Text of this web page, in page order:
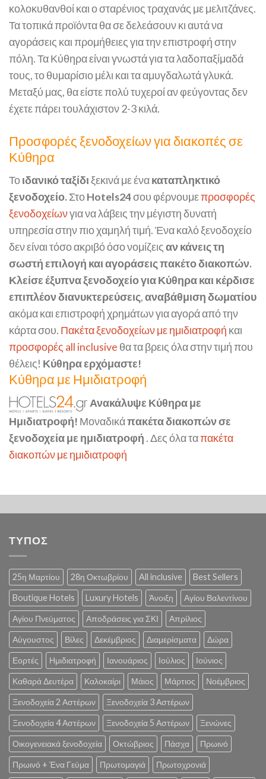
κολοκυθανθοί και ο σταρένιος τραχανάς με μελιτζάνες.
Τα τοπικά προϊόντα θα σε δελεάσουν κι αυτά να
αγοράσεις και προμήθειες για την επιστροφή στην
πόλη. Τα Κύθηρα είναι γνωστά για τα λαδοπαξίμαδά
τους, το θυμαρίσιο μέλι και τα αμυγδαλωτά γλυκά.
Μεταξύ μας, θα είστε πολύ τυχεροί αν φεύγοντας δεν
έχετε πάρει τουλάχιστον 2-3 κιλά.
Προσφορές ξενοδοχείων για διακοπές σε
Κύθηρα
Τοιδανικό ταξίδιξεκινά με ένακαταπληκτικό
ξενοδοχείο.ΣτοHotels24σου φέρνουμεπροσφορές
ξενοδοχείωνγια να λάβεις την μέγιστη δυνατή
υπηρεσία στην πιο χαμηλή τιμή. Ένα καλό ξενοδοχείο
δεν είναι τόσο ακριβό όσο νομίζειςαν κάνεις τη
σωστή επιλογή και αγοράσεις πακέτο διακοπών.
Κλείσε έξυπνα ξενοδοχείο για Κύθηρα και κέρδισε
επιπλέον διανυκτερεύσεις,αναβάθμιση δωματίου
ακόμα και επιστροφή χρημάτων για αγορά από την
κάρτα σου. Πακέτα ξενοδοχείων με ημιδιατροφή και
προσφορές all inclusive θα τα βρεις όλα στην τιμή που
θέλεις! Κύθηρα ερχόμαστε!
Κύθηρα με Ημιδιατροφή
Ανακάλυψε Κύθηρα με
Ημιδιατροφή! Μοναδικάπακέτα διακοπών σε
ξενοδοχεία με ημιδιατροφή . Δες όλα ταπακέτα
διακοπών με ημιδιατροφή
ΤΥΠΟΣ
25η Μαρτίου 28η Οκτωβρίου All inclusive Best Sellers
Boutique Hotels Luxury Hotels Άνοιξη Αγίου Βαλεντίνου
Αγίου Πνεύματος Αποδράσεις για ΣΚΙ Απρίλιος
Αύγουστος Βίλες Δεκέμβριος Διαμερίσματα Δώρα
Εορτές Ημιδιατροφή Ιανουάριος Ιούλιος Ιούνιος
Καθαρά Δευτέρα Καλοκαίρι Μάιος Μάρτιος Νοέμβριος
Ξενοδοχεία 2 Αστέρων Ξενοδοχεία 3 Αστέρων
Ξενοδοχεία 4 Αστέρων Ξενοδοχεία 5 Αστέρων Ξενώνες
Οικογενειακά ξενοδοχεία Οκτώβριος Πάσχα Πρωινό
Πρωινό + Ένα Γεύμα Πρωτομαγιά Πρωτοχρονιά